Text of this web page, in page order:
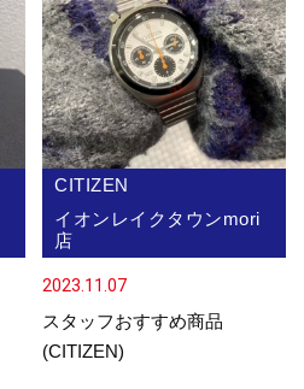
CITIZEN
イオンレイクタウンmori
店
2023.11.07
スタッフおすすめ商品
(CITIZEN)